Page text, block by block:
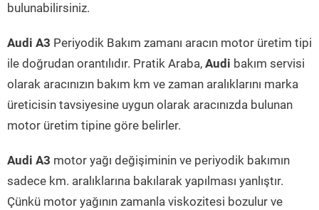
bulunabilirsiniz.
Audi A3 Periyodik Bakım zamanı aracın motor üretim tipi
ile doğrudan orantılıdır. Pratik Araba, Audi bakım servisi
olarak aracınızın bakım km ve zaman aralıklarını marka
üreticisin tavsiyesine uygun olarak aracınızda bulunan
motor üretim tipine göre belirler.
Audi A3 motor yağı değişiminin ve periyodik bakımın
sadece km. aralıklarına bakılarak yapılması yanlıştır.
Çünkü motor yağının zamanla viskozitesi bozulur ve